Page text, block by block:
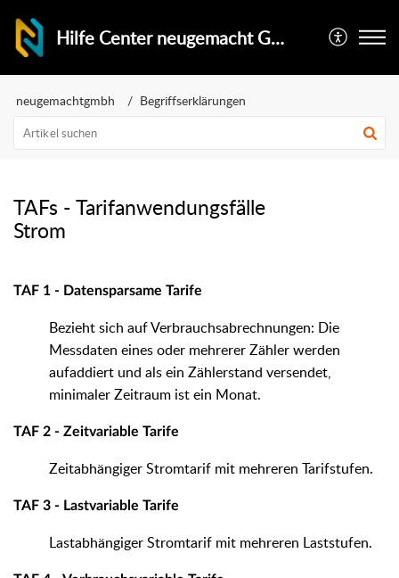
Hilfe Center neugemacht GmbH
neugemachtgmbh Begriffserklärungen
TAFs - Tarifanwendungsfälle
Strom
TAF 1 - Datensparsame Tarife
Bezieht sich auf Verbrauchsabrechnungen: Die
Messdaten eines oder mehrerer Zähler werden
aufaddiert und als ein Zählerstand versendet,
minimaler Zeitraum ist ein Monat.
TAF 2 - Zeitvariable Tarife
Zeitabhängiger Stromtarif mit mehreren Tarifstufen.
TAF 3 - Lastvariable Tarife
Lastabhängiger Stromtarif mit mehreren Laststufen.